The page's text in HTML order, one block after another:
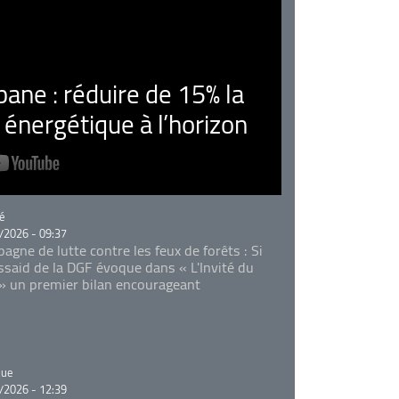
: réduire de 15% la
à l’horizon
- 09:37
de lutte contre les feux de forêts : Si
de la DGF évoque dans « L'Invité du
un premier bilan encourageant
- 12:39